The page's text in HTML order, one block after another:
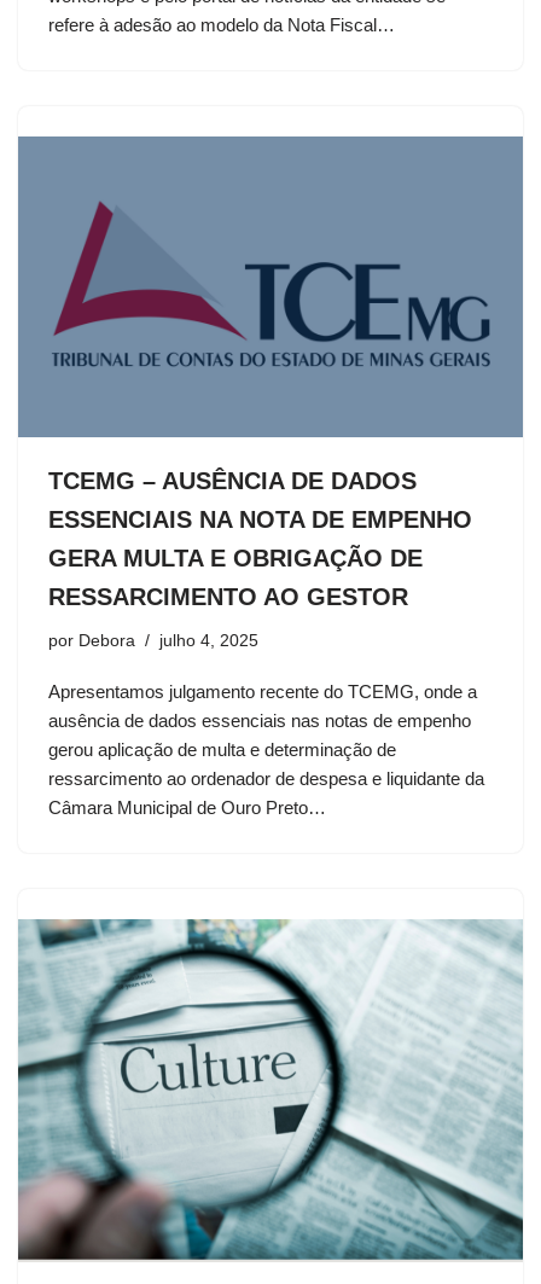
refere à adesão ao modelo da Nota Fiscal…
TCEMG – AUSÊNCIA DE DADOS
ESSENCIAIS NA NOTA DE EMPENHO
GERA MULTA E OBRIGAÇÃO DE
RESSARCIMENTO AO GESTOR
por Debora julho 4, 2025
Apresentamos julgamento recente do TCEMG, onde a
ausência de dados essenciais nas notas de empenho
gerou aplicação de multa e determinação de
ressarcimento ao ordenador de despesa e liquidante da
Câmara Municipal de Ouro Preto…